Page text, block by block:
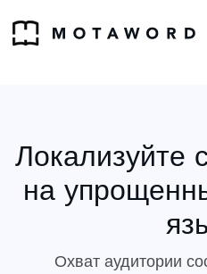
Локализуйте
на
Охват аудитории